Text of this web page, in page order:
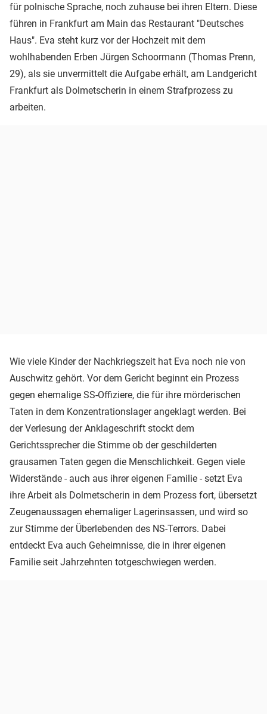
für polnische Sprache, noch zuhause bei ihren Eltern. Diese
führen in Frankfurt am Main das Restaurant "Deutsches
Haus". Eva steht kurz vor der Hochzeit mit dem
wohlhabenden Erben Jürgen Schoormann (Thomas Prenn,
29), als sie unvermittelt die Aufgabe erhält, am Landgericht
Frankfurt als Dolmetscherin in einem Strafprozess zu
arbeiten.
Wie viele Kinder der Nachkriegszeit hat Eva noch nie von
Auschwitz gehört. Vor dem Gericht beginnt ein Prozess
gegen ehemalige SS-Offiziere, die für ihre mörderischen
Taten in dem Konzentrationslager angeklagt werden. Bei
der Verlesung der Anklageschrift stockt dem
Gerichtssprecher die Stimme ob der geschilderten
grausamen Taten gegen die Menschlichkeit. Gegen viele
Widerstände - auch aus ihrer eigenen Familie - setzt Eva
ihre Arbeit als Dolmetscherin in dem Prozess fort, übersetzt
Zeugenaussagen ehemaliger Lagerinsassen, und wird so
zur Stimme der Überlebenden des NS-Terrors. Dabei
entdeckt Eva auch Geheimnisse, die in ihrer eigenen
Familie seit Jahrzehnten totgeschwiegen werden.